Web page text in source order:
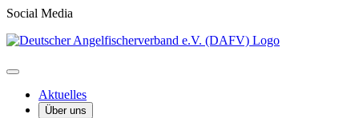
Social Media
Aktuelles
Über uns